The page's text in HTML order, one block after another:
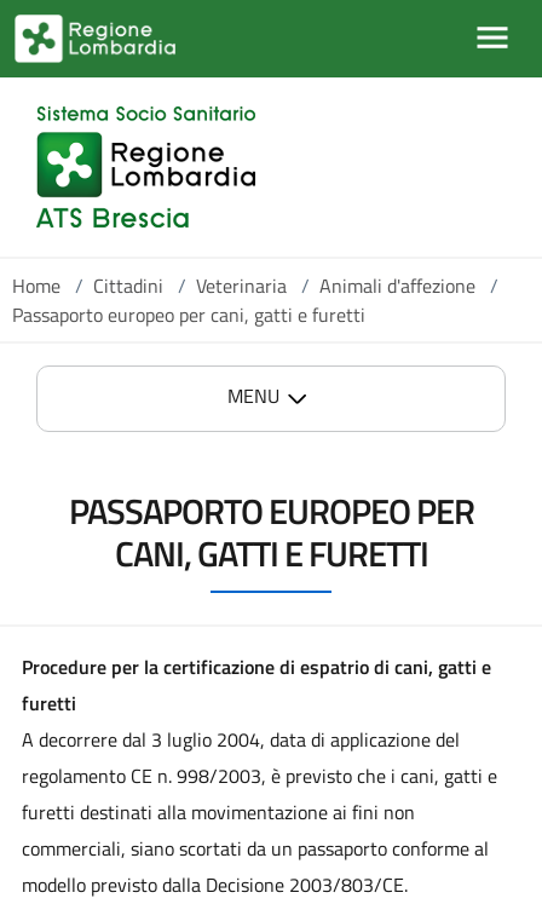
Salta al contenuto principale
Home / Cittadini / Veterinaria / Animali d'affezione /
Passaporto europeo per cani, gatti e furetti
MENU
PASSAPORTO EUROPEO PER
CANI, GATTI E FURETTI
Procedure per la certificazione di espatrio di cani, gatti e
furetti
A decorrere dal 3 luglio 2004, data di applicazione del
regolamento CE n. 998/2003, è previsto che i cani, gatti e
furetti destinati alla movimentazione ai fini non
commerciali, siano scortati da un passaporto conforme al
modello previsto dalla Decisione 2003/803/CE.